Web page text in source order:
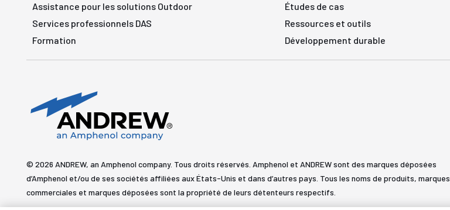
Assistance pour les solutions Outdoor
Services professionnels DAS
Formation
Études de cas
Ressources et outils
Développement durable
© 2026 ANDREW, an Amphenol company. Tous droits réservés. Amphenol et ANDREW sont des marques déposées
d’Amphenol et/ou de ses sociétés affiliées aux États-Unis et dans d’autres pays. Tous les noms de produits, marques
commerciales et marques déposées sont la propriété de leurs détenteurs respectifs.